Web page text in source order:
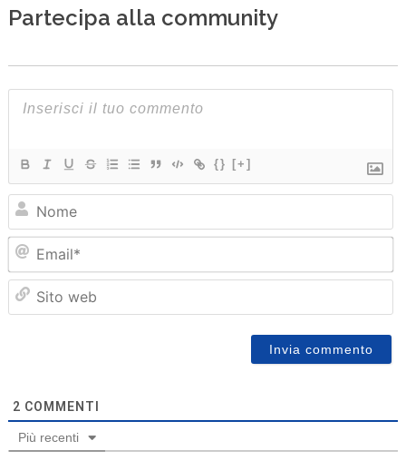
Partecipa alla community
{} [+]
2 COMMENTI
Più recenti